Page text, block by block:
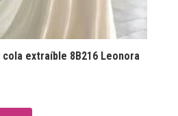
extraíble 8B216 Leonora